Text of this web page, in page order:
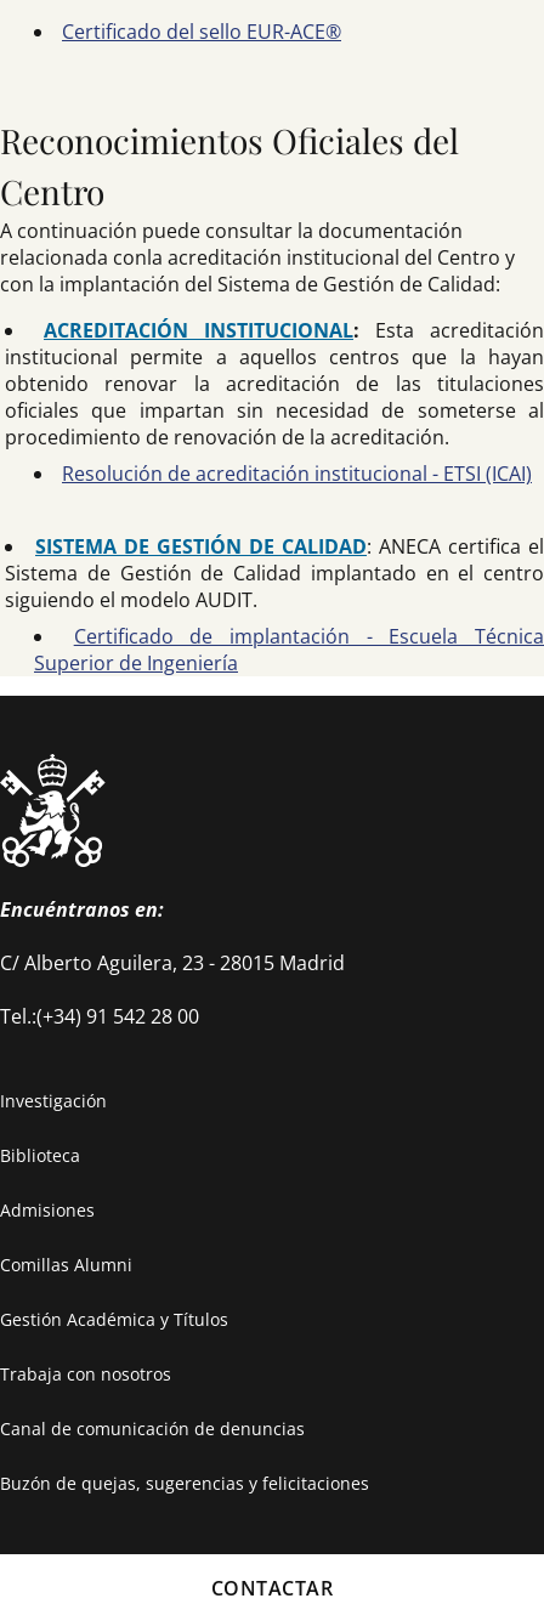
Certificado del sello EUR-ACE®
Reconocimientos Oficiales del
Centro
A continuación puede consultar la documentación
relacionada conla acreditación institucional del Centro y
con la implantación del Sistema de Gestión de Calidad:
ACREDITACIÓN INSTITUCIONAL: Esta acreditación
institucional permite a aquellos centros que la hayan
obtenido renovar la acreditación de las titulaciones
oficiales que impartan sin necesidad de someterse al
procedimiento de renovación de la acreditación.
Resolución de acreditación institucional - ETSI (ICAI)
SISTEMA DE GESTIÓN DE CALIDAD: ANECA certifica el
Sistema de Gestión de Calidad implantado en el centro
siguiendo el modelo AUDIT.
Certificado de implantación - Escuela Técnica
Superior de Ingeniería
Encuéntranos en:
C/ Alberto Aguilera, 23 - 28015 Madrid
Tel.:(+34) 91 542 28 00
Investigación
Biblioteca
Admisiones
Comillas Alumni
Gestión Académica y Títulos
Trabaja con nosotros
Canal de comunicación de denuncias
Buzón de quejas, sugerencias y felicitaciones
CONTACTAR